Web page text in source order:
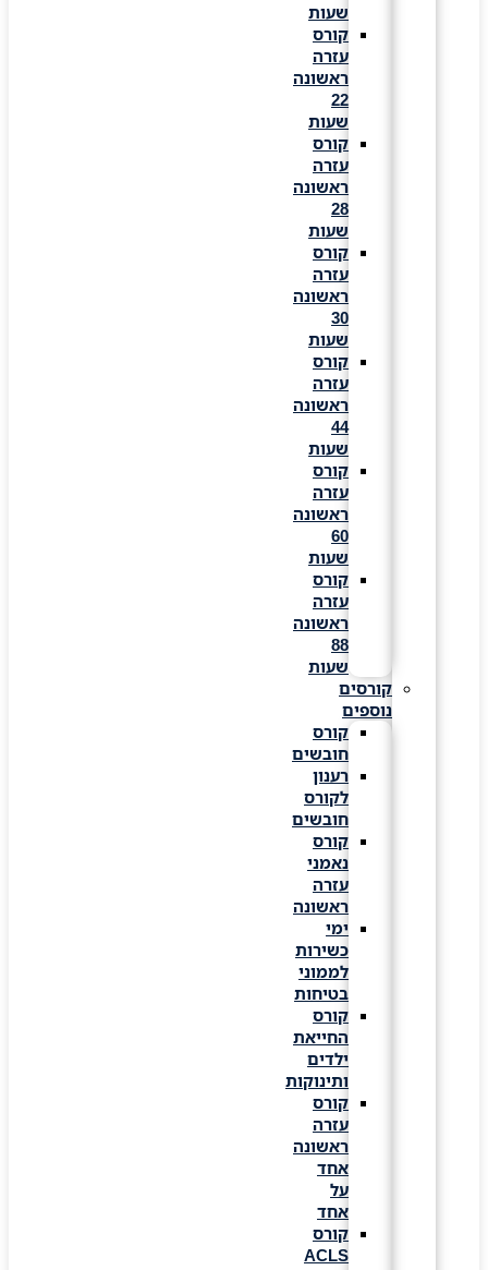
שעות
קורס
עזרה
ראשונה
שעות
קורס
עזרה
ראשונה
שעות
קורס
עזרה
ראשונה
שעות
קורס
עזרה
ראשונה
שעות
קורס
עזרה
ראשונה
שעות
קורס
עזרה
ראשונה
שעות
קורסים
נוספים
קורס
חובשים
רענון
לקורס
חובשים
קורס
נאמני
עזרה
ראשונה
ימי
כשירות
לממוני
בטיחות
קורס
החייאת
ילדים
ותינוקות
קורס
עזרה
ראשונה
קורס
ACLS